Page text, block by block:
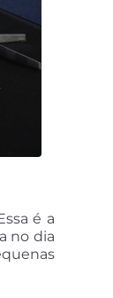
é a
no dia